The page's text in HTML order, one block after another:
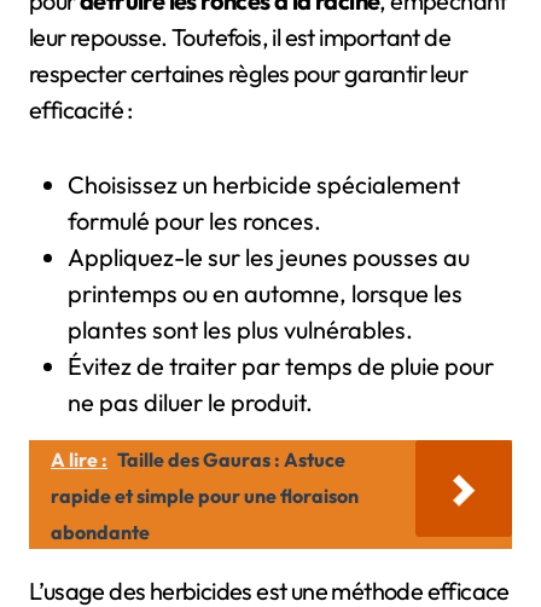
leur repousse. Toutefois, il est important de
respecter certaines règles pour garantir leur
efficacité :
Choisissez un herbicide spécialement
formulé pour les ronces.
Appliquez-le sur les jeunes pousses au
printemps ou en automne, lorsque les
plantes sont les plus vulnérables.
Évitez de traiter par temps de pluie pour
ne pas diluer le produit.
A lire : Taille des Gauras : Astuce
rapide et simple pour une floraison
abondante
L’usage des herbicides est une méthode efficace